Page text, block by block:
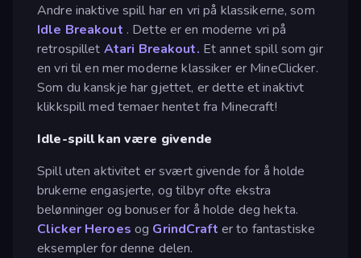
Andre inaktive spill har en vri på klassikerne, som
Idle Breakout . Dette er en moderne vri på
retrospillet Atari Breakout. Et annet spill som gir
en vri til en mer moderne klassiker er MineClicker.
Som du kanskje har gjettet, er dette et inaktivt
klikkspill med temaer hentet fra Minecraft!
Idle-spill kan være givende
Spill uten aktivitet er svært givende for å holde
brukerne engasjerte, og tilbyr ofte ekstra
belønninger og bonuser for å holde deg hekta.
Clicker Heroes og GrindCraft er to fantastiske
eksempler for denne delen.